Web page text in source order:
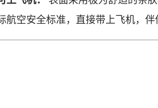
航空安全标准，直接带上飞机，伴